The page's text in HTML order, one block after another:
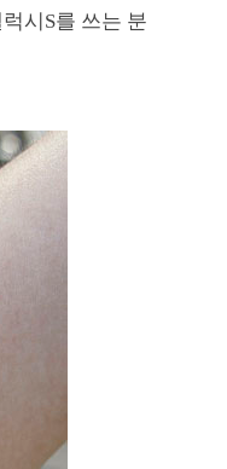
시S를 쓰는 분